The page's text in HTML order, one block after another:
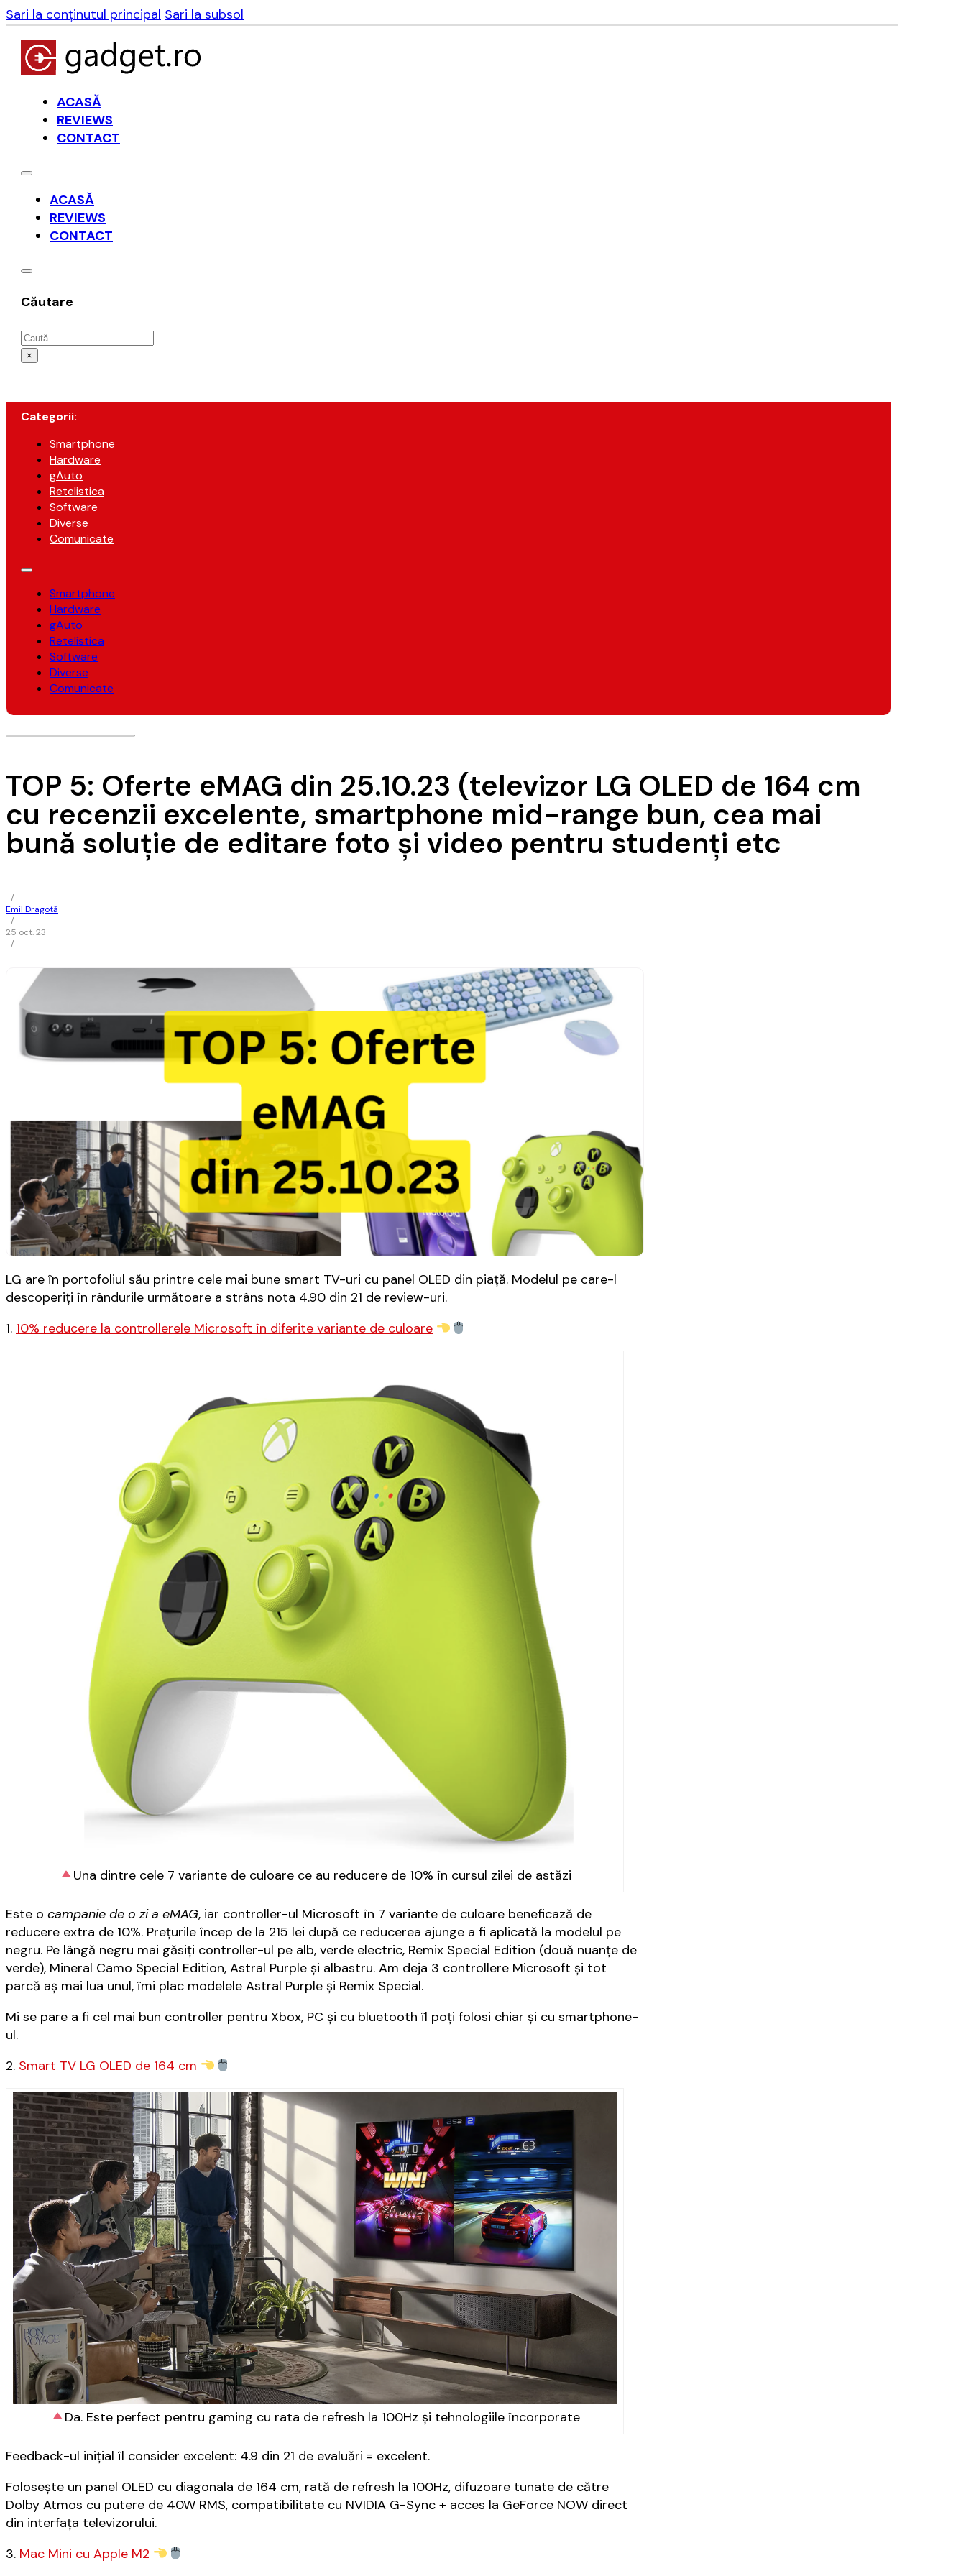
Sari la conținutul principal Sari la subsol
ACASĂ
REVIEWS
CONTACT
ACASĂ
REVIEWS
CONTACT
Căutare
Caută
×
Categorii:
Smartphone
Hardware
gAuto
Retelistica
Software
Diverse
Comunicate
Smartphone
Hardware
gAuto
Retelistica
Software
Diverse
Comunicate
TOP 5: Oferte eMAG din 25.10.23 (televizor LG OLED de 164 cm
cu recenzii excelente, smartphone mid-range bun, cea mai
bună soluție de editare foto și video pentru studenți etc
/
Emil Dragotă
/
25 oct. 23
/
LG are în portofoliul său printre cele mai bune smart TV-uri cu panel OLED din piață. Modelul pe care-l
descoperiți în rândurile următoare a strâns nota 4.90 din 21 de review-uri.
1. 10% reducere la controllerele Microsoft în diferite variante de culoare
Una dintre cele 7 variante de culoare ce au reducere de 10% în cursul zilei de astăzi
Este o campanie de o zi a eMAG, iar controller-ul Microsoft în 7 variante de culoare beneficază de
reducere extra de 10%. Prețurile încep de la 215 lei după ce reducerea ajunge a fi aplicată la modelul pe
negru. Pe lângă negru mai găsiți controller-ul pe alb, verde electric, Remix Special Edition (două nuanțe de
verde), Mineral Camo Special Edition, Astral Purple și albastru. Am deja 3 controllere Microsoft și tot
parcă aș mai lua unul, îmi plac modelele Astral Purple și Remix Special.
Mi se pare a fi cel mai bun controller pentru Xbox, PC și cu bluetooth îl poți folosi chiar și cu smartphone-
ul.
2. Smart TV LG OLED de 164 cm
Da. Este perfect pentru gaming cu rata de refresh la 100Hz și tehnologiile încorporate
Feedback-ul inițial îl consider excelent: 4.9 din 21 de evaluări = excelent.
Folosește un panel OLED cu diagonala de 164 cm, rată de refresh la 100Hz, difuzoare tunate de către
Dolby Atmos cu putere de 40W RMS, compatibilitate cu NVIDIA G-Sync + acces la GeForce NOW direct
din interfața televizorului.
3. Mac Mini cu Apple M2